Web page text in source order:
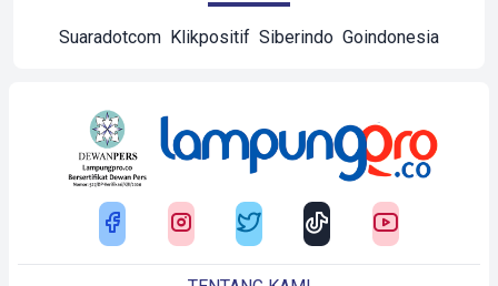
Suaradotcom Klikpositif Siberindo Goindonesia